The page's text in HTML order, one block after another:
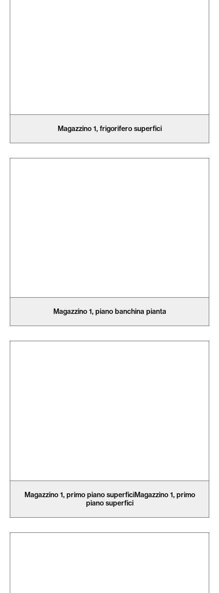
Magazzino 1, frigorifero superfici
Magazzino 1, piano banchina pianta
Magazzino 1, primo piano superficiMagazzino 1, primo
piano superfici